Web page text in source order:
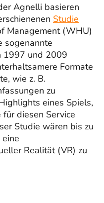
Agnelli basieren
Studie
Management (WHU)
sogenannte
1997 und 2009
Formate
wie z. B.
zu
eines Spiels,
diesen Service
Studie wären bis zu
Realität (VR) zu